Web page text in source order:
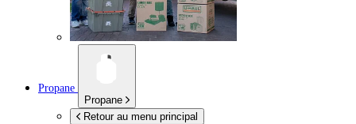
Propane
Propane
Retour au menu principal